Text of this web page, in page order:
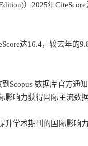
)）2025年
达16.4，较去年的
Scopus 数据库官方通
响力获得国际主流数据
学术期刊的国际影响